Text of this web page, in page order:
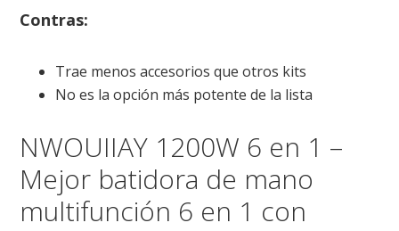
Contras:
Trae menos accesorios que otros kits
No es la opción más potente de la lista
NWOUIIAY 1200W 6 en 1 –
Mejor batidora de mano
multifunción 6 en 1 con